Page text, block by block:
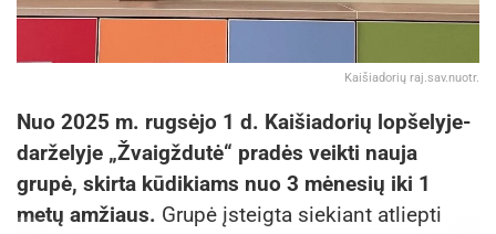
Kaišiadorių raj.sav.nuotr.
Nuo 2025 m. rugsėjo 1 d. Kaišiadorių lopšelyje-
darželyje „Žvaigždutė“ pradės veikti nauja
grupė, skirta kūdikiams nuo 3 mėnesių iki 1
metų amžiaus. Grupė įsteigta siekiant atliepti